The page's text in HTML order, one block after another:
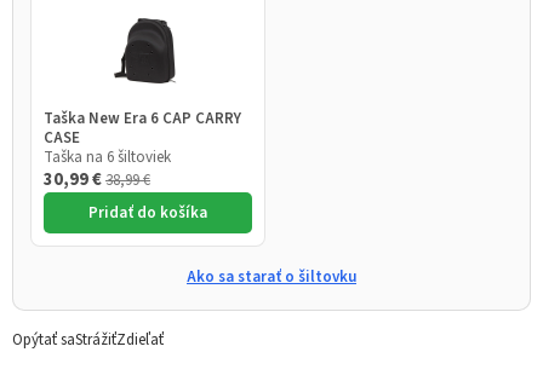
Taška New Era 6 CAP CARRY
CASE
Taška na 6 šiltoviek
30,99 €38,99 €
Pridať do košíka
Ako sa starať o šiltovku
Opýtať saStrážiťZdieľať